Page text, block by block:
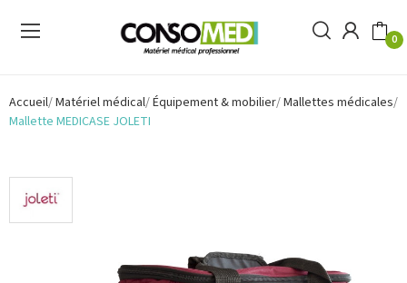
0
Accueil Matériel médical Équipement & mobilier Mallettes médicales
Mallette MEDICASE JOLETI